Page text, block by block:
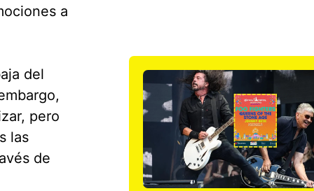
a
del
pero
las
de